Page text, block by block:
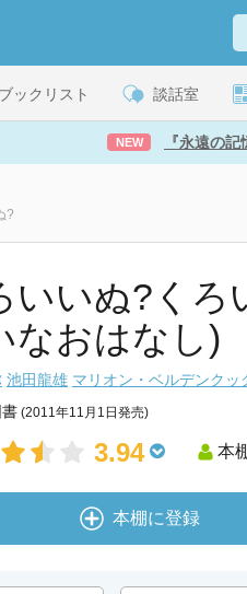
ブックリスト 談話室
NEW 『永遠の
?
いいぬ?く
なおはなし)
池田龍雄 マリオン・ベルデンクッ
(2011年11月1日発売)
3.94 本
本棚に登録